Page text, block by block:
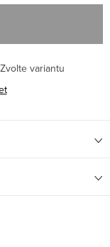
Zvolte variantu